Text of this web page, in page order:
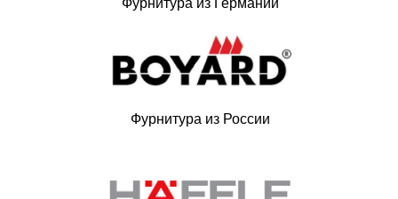
Фурнитура из России